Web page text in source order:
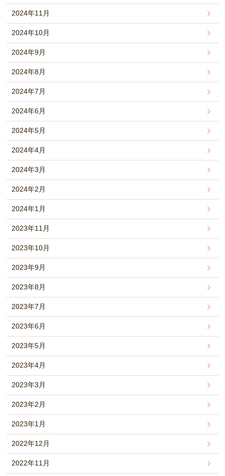
2024年11月
2024年10月
2024年9月
2024年8月
2024年7月
2024年6月
2024年5月
2024年4月
2024年3月
2024年2月
2024年1月
2023年11月
2023年10月
2023年9月
2023年8月
2023年7月
2023年6月
2023年5月
2023年4月
2023年3月
2023年2月
2023年1月
2022年12月
2022年11月